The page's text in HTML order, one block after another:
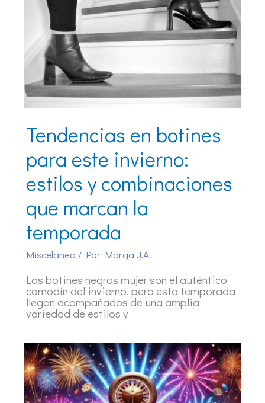
Tendencias en botines
para este invierno:
estilos y combinaciones
que marcan la
temporada
Miscelanea / Por Marga J.A.
Los botines negros mujer son el auténtico
comodín del invierno, pero esta temporada
llegan acompañados de una amplia
variedad de estilos y